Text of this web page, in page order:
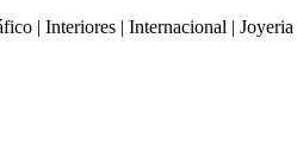
| Interiores | Internacional |